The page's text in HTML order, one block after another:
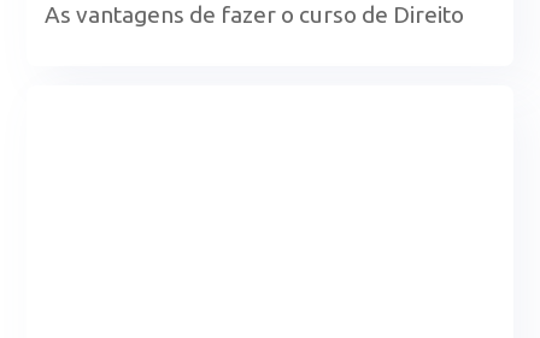
As vantagens de fazer o curso de Direito